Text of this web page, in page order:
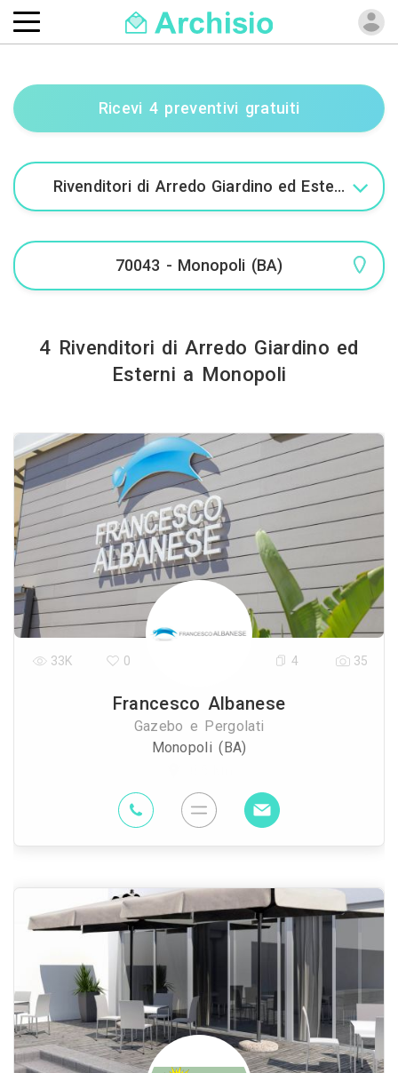
Ricevi 4 preventivi gratuiti
4 Rivenditori di Arredo Giardino ed
Esterni a Monopoli
Francesco Albanese
Gazebo e Pergolati
Monopoli (BA)
33K 0 4 35